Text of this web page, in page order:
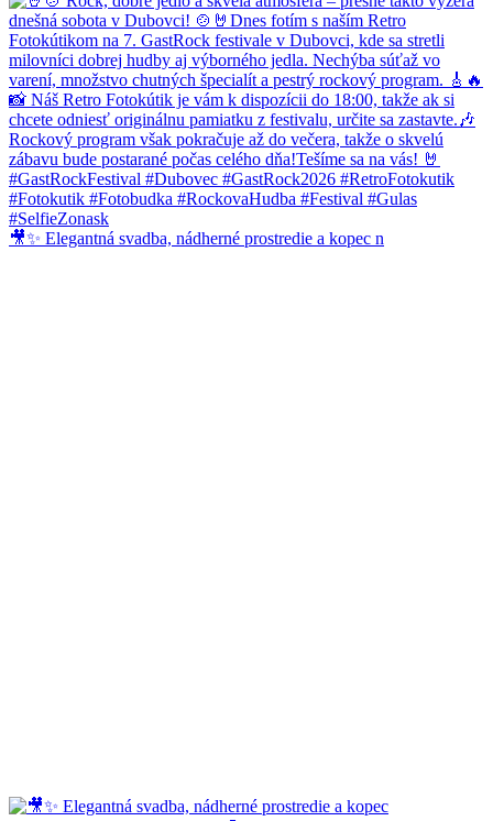
🎥✨ Elegantná svadba, nádherné prostredie a kopec n